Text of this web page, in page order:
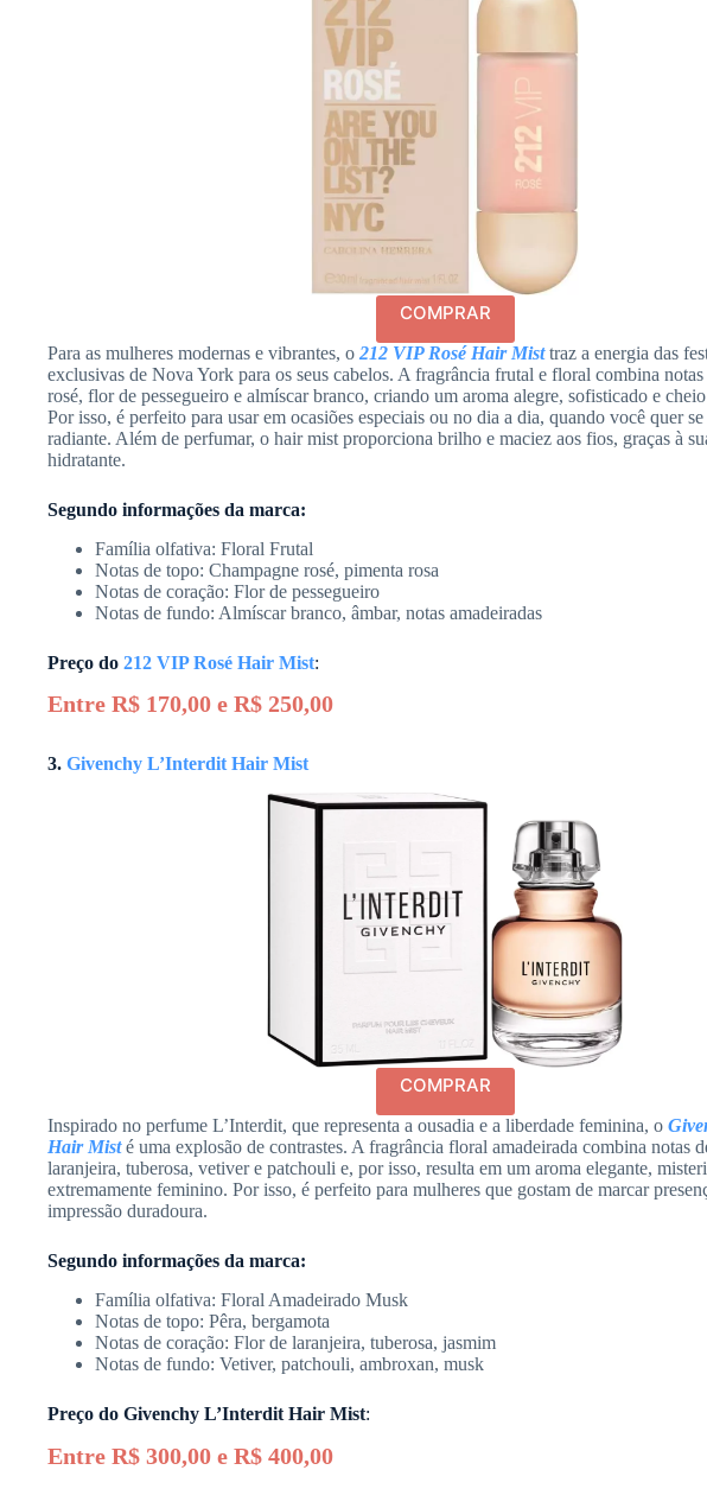
COMPRAR
Para as mulheres modernas e vibrantes, o 212 VIP Rosé Hair Misttraz a energia das
exclusivas de Nova York para os seus cabelos. A fragrância frutal e floral combina notas
rosé, flor de pessegueiro e almíscar branco, criando um aroma alegre, sofisticado e
Por isso, é perfeito para usar em ocasiões especiais ou no dia a dia, quando você quer
radiante. Além de perfumar, o hair mist proporciona brilho e maciez aos fios, graças à
hidratante.
Segundo informações da marca:
Família olfativa: Floral Frutal
Notas de topo: Champagne rosé, pimenta rosa
Notas de coração: Flor de pessegueiro
Notas de fundo: Almíscar branco, âmbar, notas amadeiradas
Preço do 212 VIP Rosé Hair Mist:
Entre R$ 170,00 e R$ 250,00
3. Givenchy L’Interdit Hair Mist
COMPRAR
Inspirado no perfume L’Interdit, que representa a ousadia e a liberdade feminina, o
Hair Mist é uma explosão de contrastes. A fragrância floral amadeirada combina notas
laranjeira, tuberosa, vetiver e patchouli e, por isso, resulta em um aroma elegante,
extremamente feminino. Por isso, é perfeito para mulheres que gostam de marcar
impressão duradoura.
Segundo informações da marca:
Família olfativa: Floral Amadeirado Musk
Notas de topo: Pêra, bergamota
Notas de coração: Flor de laranjeira, tuberosa, jasmim
Notas de fundo: Vetiver, patchouli, ambroxan, musk
Preço do Givenchy L’Interdit Hair Mist:
Entre R$ 300,00 e R$ 400,00